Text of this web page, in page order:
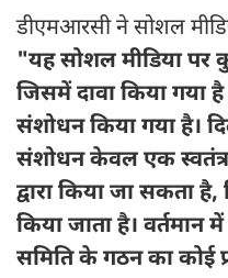
डीएमआरसी ने सोशल
"यह सोशल मीडिया पर
जिसमें दावा किया गया
संशोधन किया गया है।
संशोधन केवल एक स्वतंत्र
द्वारा किया जा सकता है,
किया जाता है। वर्तमान
समिति के गठन का कोई